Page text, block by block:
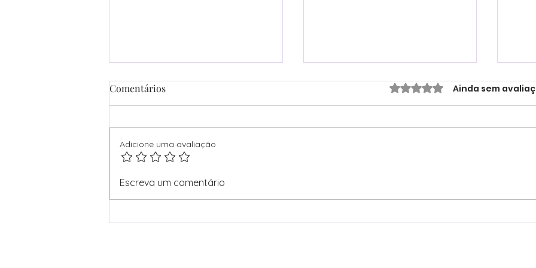
Festa Infantil Calma: a
Comentários Avaliado com 0 de 5
Ainda sem
Adicione uma avaliação
Escreva um comentário